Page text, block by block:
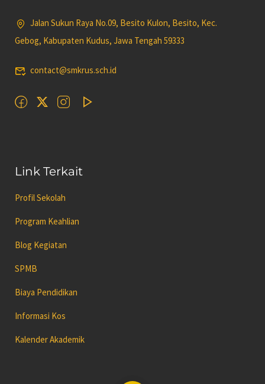
Jalan Sukun Raya No.09, Besito Kulon, Besito, Kec.
Gebog, Kabupaten Kudus, Jawa Tengah 59333
contact@smkrus.sch.id
Link Terkait
Profil Sekolah
Program Keahlian
Blog Kegiatan
SPMB
Biaya Pendidikan
Informasi Kos
Kalender Akademik